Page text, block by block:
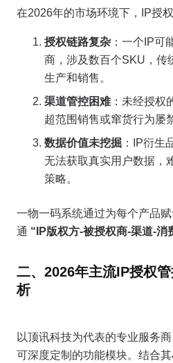
在2026年的市场环境下，IP授
授权链路复杂 ：一个IP可
商，涉及数百个SKU，传
生产和销售。
渠道管控困难：未经授权
超范围销售或窜货行为屡
数据价值未挖掘 ：IP衍生
无法获取真实用户数据，
策略。
一物一码系统通过为每个产品
通 “IP版权方-被授权商-渠道-消
二、2026年主流IP授权
析
以顶讯科技为代表的专业服务
可深度定制的功能模块。结合其